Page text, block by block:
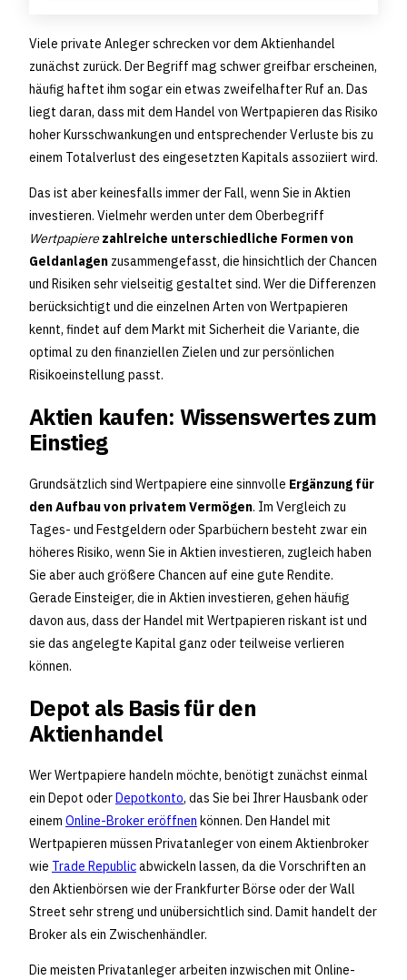
Viele private Anleger schrecken vor dem Aktienhandel
zunächst zurück. Der Begriff mag schwer greifbar erscheinen,
häufig haftet ihm sogar ein etwas zweifelhafter Ruf an. Das
liegt daran, dass mit dem Handel von Wertpapieren das Risiko
hoher Kursschwankungen und entsprechender Verluste bis zu
einem Totalverlust des eingesetzten Kapitals assoziiert wird.
Das ist aber keinesfalls immer der Fall, wenn Sie in Aktien
investieren. Vielmehr werden unter dem Oberbegriff
Wertpapiere zahlreiche unterschiedliche Formen von
Geldanlagen zusammengefasst, die hinsichtlich der Chancen
und Risiken sehr vielseitig gestaltet sind. Wer die Differenzen
berücksichtigt und die einzelnen Arten von Wertpapieren
kennt, findet auf dem Markt mit Sicherheit die Variante, die
optimal zu den finanziellen Zielen und zur persönlichen
Risikoeinstellung passt.
Aktien kaufen: Wissenswertes zum
Einstieg
Grundsätzlich sind Wertpapiere eine sinnvolle Ergänzung für
den Aufbau von privatem Vermögen. Im Vergleich zu
Tages- und Festgeldern oder Sparbüchern besteht zwar ein
höheres Risiko, wenn Sie in Aktien investieren, zugleich haben
Sie aber auch größere Chancen auf eine gute Rendite.
Gerade Einsteiger, die in Aktien investieren, gehen häufig
davon aus, dass der Handel mit Wertpapieren riskant ist und
sie das angelegte Kapital ganz oder teilweise verlieren
können.
Depot als Basis für den
Aktienhandel
Wer Wertpapiere handeln möchte, benötigt zunächst einmal
ein Depot oderDepotkonto, das Sie bei Ihrer Hausbank oder
einem Online-Broker eröffnen können. Den Handel mit
Wertpapieren müssen Privatanleger von einem Aktienbroker
wie Trade Republicabwickeln lassen, da die Vorschriften an
den Aktienbörsen wie der Frankfurter Börse oder der Wall
Street sehr streng und unübersichtlich sind. Damit handelt der
Broker als ein Zwischenhändler.
Die meisten Privatanleger arbeiten inzwischen mit Online-